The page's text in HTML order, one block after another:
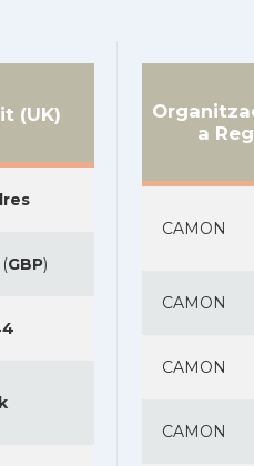
(UK)
(GBP)
a
CAMON
CAMON
CAMON
CAMON